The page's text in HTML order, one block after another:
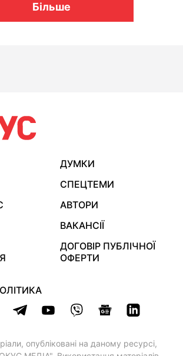
Більше
ДУМКИ
СПЕЦТЕМИ
АВТОРИ
ВАКАНСІЇ
ДОГОВІР ПУБЛІЧНОЇ
ОФЕРТИ
опубліковані на даному ресурсі,